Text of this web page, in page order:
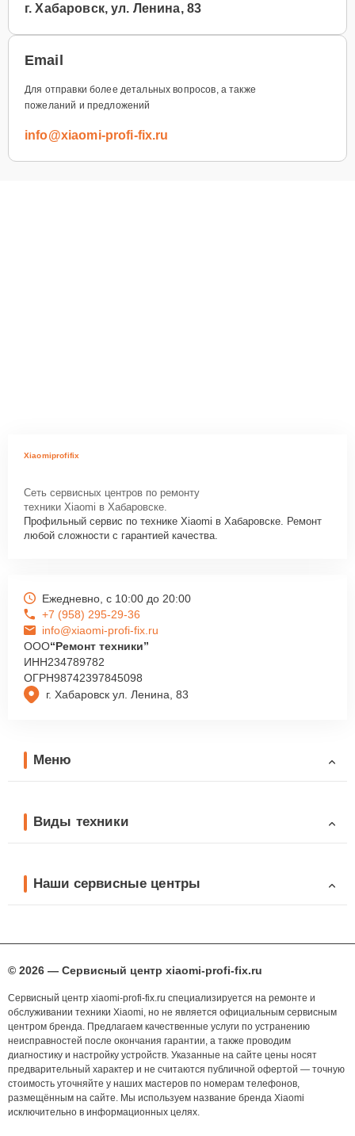
г. Хабаровск, ул. Ленина, 83
Email
Для отправки более детальных вопросов, а также
пожеланий и предложений
info@xiaomi-profi-fix.ru
Xiaomiprofifix
Сеть сервисных центров по ремонту
техники Xiaomi в Хабаровске.
Профильный сервис по технике Xiaomi в Хабаровске. Ремонт
любой сложности с гарантией качества.
г. Хабаровск ул. Ленина, 83
Ежедневно, с 10:00 до 20:00
+7 (958) 295-29-36
info@xiaomi-profi-fix.ru
ООО“Ремонт техники”
ИНН234789782
ОГРН98742397845098
Меню
Виды техники
Наши сервисные центры
© 2026 — Сервисный центр xiaomi-profi-fix.ru
Сервисный центр xiaomi-profi-fix.ru специализируется на ремонте и
обслуживании техники Xiaomi, но не является официальным сервисным
центром бренда. Предлагаем качественные услуги по устранению
неисправностей после окончания гарантии, а также проводим
диагностику и настройку устройств. Указанные на сайте цены носят
предварительный характер и не считаются публичной офертой — точную
стоимость уточняйте у наших мастеров по номерам телефонов,
размещённым на сайте. Мы используем название бренда Xiaomi
исключительно в информационных целях.